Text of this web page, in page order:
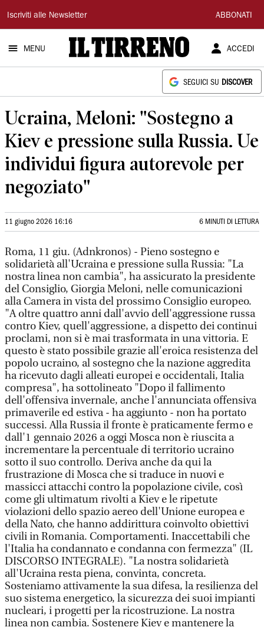
Il
Tirreno
Iscriviti alle Newsletter ABBONATI
MENU ACCEDI
SEGUICI SU DISCOVER
Ucraina, Meloni: "Sostegno a
Kiev e pressione sulla Russia. Ue
individui figura autorevole per
negoziato"
11 giugno 2026 16:16 6 MINUTI DI LETTURA
Roma, 11 giu. (Adnkronos) - Pieno sostegno e
solidarietà all'Ucraina e pressione sulla Russia: "La
nostra linea non cambia", ha assicurato la presidente
del Consiglio, Giorgia Meloni, nelle comunicazioni
alla Camera in vista del prossimo Consiglio europeo.
"A oltre quattro anni dall'avvio dell'aggressione russa
contro Kiev, quell'aggressione, a dispetto dei continui
proclami, non si è mai trasformata in una vittoria. E
questo è stato possibile grazie all'eroica resistenza del
popolo ucraino, al sostegno che la nazione aggredita
ha ricevuto dagli alleati europei e occidentali, Italia
compresa", ha sottolineato "Dopo il fallimento
dell'offensiva invernale, anche l'annunciata offensiva
primaverile ed estiva - ha aggiunto - non ha portato
successi. Alla Russia il fronte è praticamente fermo e
dall'1 gennaio 2026 a oggi Mosca non è riuscita a
incrementare la percentuale di territorio ucraino
sotto il suo controllo. Deriva anche da qui la
frustrazione di Mosca che si traduce in nuovi e
massicci attacchi contro la popolazione civile, così
come gli ultimatum rivolti a Kiev e le ripetute
violazioni dello spazio aereo dell'Unione europea e
della Nato, che hanno addirittura coinvolto obiettivi
civili in Romania. Comportamenti. Inaccettabili che
l'Italia ha condannato e condanna con fermezza" (IL
DISCORSO INTEGRALE). "La nostra solidarietà
all'Ucraina resta piena, convinta, concreta.
Sosteniamo attivamente la sua difesa, la resilienza del
suo sistema energetico, la sicurezza dei suoi impianti
nucleari, i progetti per la ricostruzione. La nostra
linea non cambia. Sostenere Kiev e mantenere la